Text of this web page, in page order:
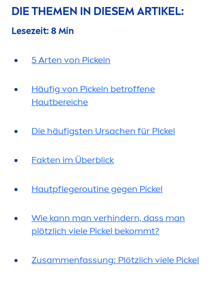
DIE THEMEN IN DIESEM ARTIKEL:
Lesezeit: 8 Min
5 Arten von Pickeln
Häufig von Pickeln betroffene
Hautbereiche
Die häufigsten Ursachen für Pickel
Fakten im Überblick
Hautpflegeroutine gegen Pickel
Wie kann man verhindern, dass man
plötzlich viele Pickel bekommt?
Zusammenfassung: Plötzlich viele Pickel